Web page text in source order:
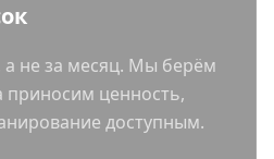
а не за месяц. Мы берём
приносим ценность,
доступным.